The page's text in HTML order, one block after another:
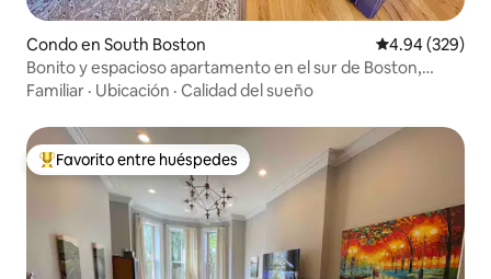
Condo en South Boston Calificación
4.94 (329)
Bonito y espacioso apartamento en el sur de Boston,
cerca de T
Familiar · Ubicación · Calidad del sueño
Favorito entre huéspedes preferido
Favorito entre huéspedes